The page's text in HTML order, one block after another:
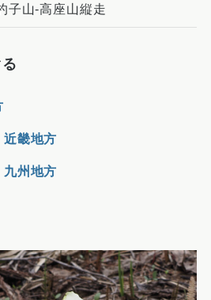
子山-高座山縦走
近畿地方
九州地方